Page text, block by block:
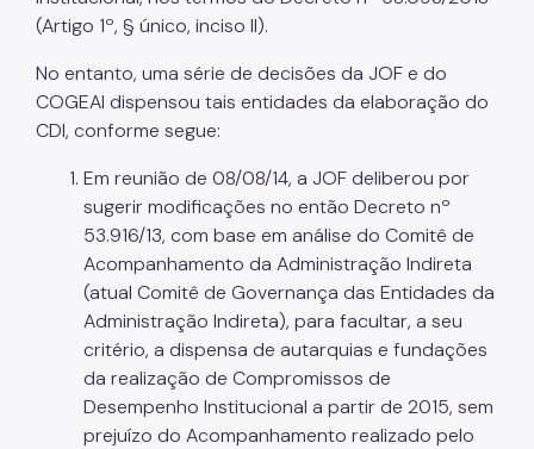
DES-IF (Instituições Financeiras)
Devolução e Restituição
Dipam (Declaração para o IPM)
DOC-DIMP (Meios de Pagamento)
DUC (Demonstrativo Unificado)
Imunidades e Isenções
Incentivos Fiscais Zona Leste
Indicadores Econômicos Municipais
IPTU (Imposto Predial e Territorial)
(Artigo 1º, § único, inciso II).
No entanto, uma série de decisões da JOF e do
COGEAI dispensou tais entidades da elaboração do
CDI, conforme segue:
Em reunião de 08/08/14, a JOF deliberou por
sugerir modificações no então Decreto nº
53.916/13, com base em análise do Comitê de
Acompanhamento da Administração Indireta
(atual Comitê de Governança das Entidades da
Administração Indireta), para facultar, a seu
critério, a dispensa de autarquias e fundações
da realização de Compromissos de
Desempenho Institucional a partir de 2015, sem
prejuízo do Acompanhamento realizado pelo